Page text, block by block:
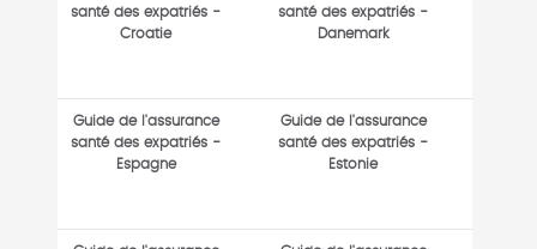
santé des expatriés -
Croatie
santé des expatriés -
Danemark
Guide de l'assurance
santé des expatriés -
Espagne
Guide de l'assurance
santé des expatriés -
Estonie